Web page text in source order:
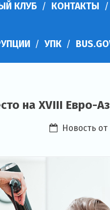
КЛУБ КОНТАКТЫ
УПК
на XVIII Евро-
Новость от